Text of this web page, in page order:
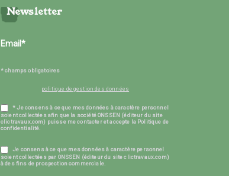
Newsletter
* champs obligatoires
politique de gestion des données
* Je consens à ce que mes données à caractère personnel
soient collectées afin que la société ONSSEN (éditeur du site
clictravaux.com) puisse me contacter et accepte la Politique de
confidentialité.
Je consens à ce que mes données à caractère personnel
soient collectées par ONSSEN (éditeur du site clictravaux.com)
à des fins de prospection commerciale.